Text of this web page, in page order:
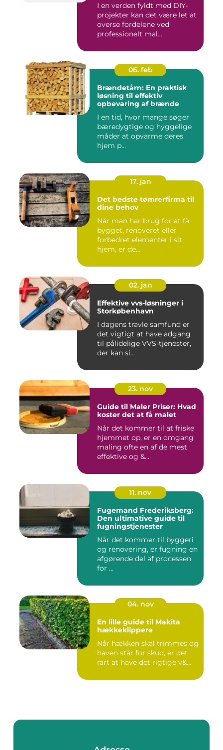
I en verden fyldt med DIY-
projekter kan det være let at
overse fordelene ved
professionelt mal...
06. feb
Brændetårn: En praktisk
løsning til effektiv
opbevaring af brænde
I en tid, hvor mange søger
bæredygtige og hyggelige
måder at opvarme deres
hjem p...
17. jan
Det bedste tømrerfirma til
dine behov
Når man har brug for at få
bygget, renoveret eller
forbedret elementer i sit
hjem, er de...
02. jan
Effektive vvs-løsninger i
Storkøbenhavn
I dagens travle samfund er
det vigtigt at have adgang
til pålidelige VVS-tjenester,
der kan si...
23. nov
Guide til Maler Priser: Hvad
koster det at få malet
Når det kommer til at friske
hjemmet op, er en omgang
maling ofte en af de mest
effektive og &...
11. nov
Fugemand Frederiksberg:
Den ultimative guide til
fugningstjenester
Når det kommer til byggeri
og renovering, er fugning en
afgørende del af processen
for ...
04. nov
En lille guide til Makita
hækkeklippere
Når hækken skal trimmes og
haven står for skud, er det
rart at have det rigtige v&...